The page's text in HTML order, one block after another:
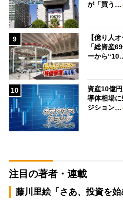
が「買う…
9
【億り人
「総資産
ーから
10
資産10億
導体相場
ジション…
注目の著者・連載
藤川里絵「さあ、投資を始